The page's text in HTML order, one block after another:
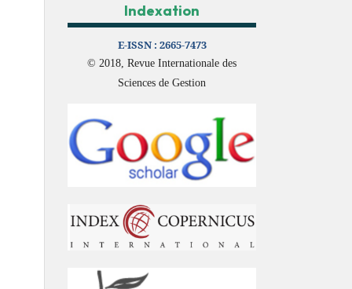
Indexation
E-ISSN : 2665-7473
© 2018, Revue Internationale des
Sciences de Gestion